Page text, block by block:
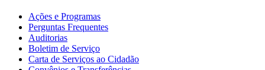
Ações e Programas
Perguntas Frequentes
Auditorias
Boletim de Serviço
Carta de Serviços ao Cidadão